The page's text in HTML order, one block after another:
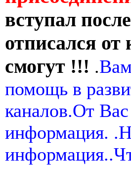
вступал
отписался
смогут !!! .
помощь в
каналов.От
информация.